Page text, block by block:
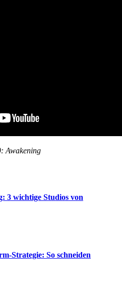
Awakening
3 wichtige Studios von
Strategie: So schneiden